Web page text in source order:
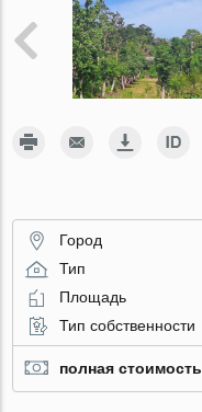
Город
Тип
Площадь
Тип собственности
полная стоимость